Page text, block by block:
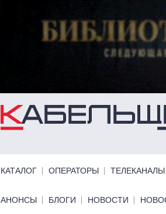
КАТАЛОГ ОПЕРАТОРЫ ТЕЛЕКАНАЛЫ
Primary links bottom
АНОНСЫ БЛОГИ НОВОСТИ